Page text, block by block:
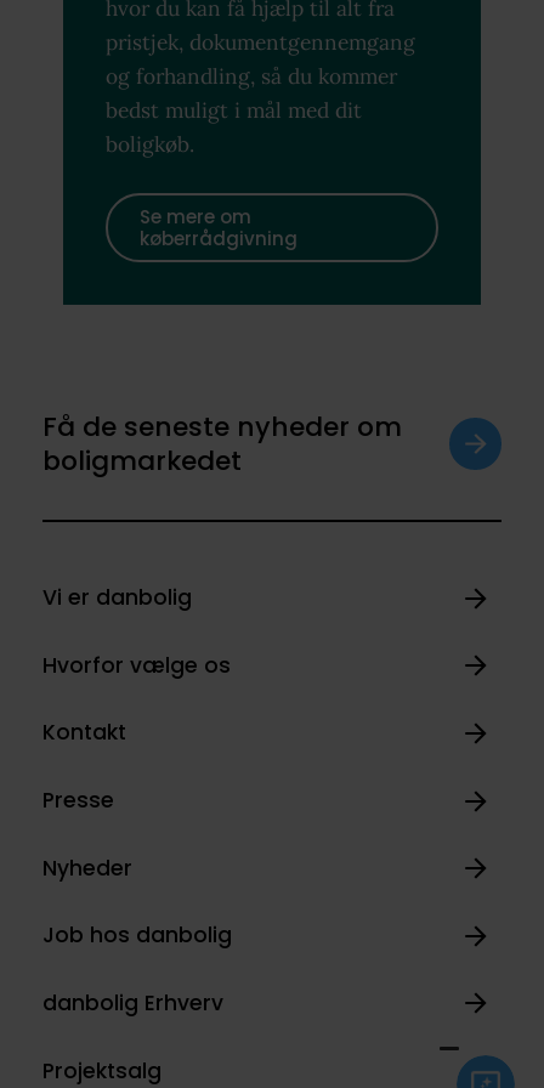
hvor du kan få hjælp til alt fra
pristjek, dokumentgennemgang
og forhandling, så du kommer
bedst muligt i mål med dit
boligkøb.
Se mere om
køberrådgivning
Få de seneste nyheder om
boligmarkedet
Vi er danbolig
Hvorfor vælge os
Kontakt
Presse
Nyheder
Job hos danbolig
danbolig Erhverv
Projektsalg